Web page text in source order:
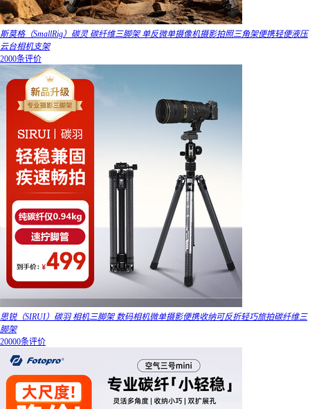
斯莫格（SmallRig）碳灵 碳纤维三脚架 单反微单摄像机摄影拍照三角架便携轻便液压
云台相机支架
2000条评价
思锐（SIRUI）碳羽 相机三脚架 数码相机微单摄影便携收纳可反折轻巧旅拍碳纤维三
脚架
20000条评价